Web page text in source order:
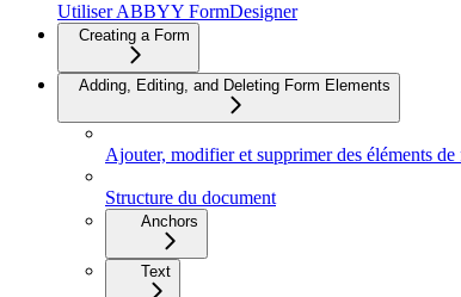
Utiliser ABBYY FormDesigner
Creating a Form
Adding, Editing, and Deleting Form Elements
Ajouter, modifier et supprimer des éléments
Structure du document
Anchors
Text